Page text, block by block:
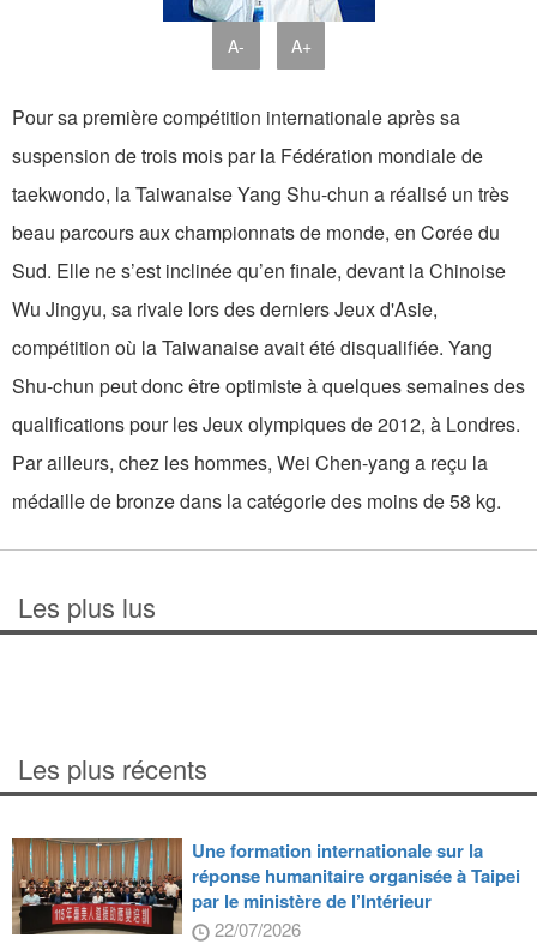
A- A+
Pour sa première compétition internationale après sa
suspension de trois mois par la Fédération mondiale de
taekwondo, la Taiwanaise Yang Shu-chun a réalisé un très
beau parcours aux championnats de monde, en Corée du
Sud. Elle ne s’est inclinée qu’en finale, devant la Chinoise
Wu Jingyu, sa rivale lors des derniers Jeux d'Asie,
compétition où la Taiwanaise avait été disqualifiée. Yang
Shu-chun peut donc être optimiste à quelques semaines des
qualifications pour les Jeux olympiques de 2012, à Londres.
Par ailleurs, chez les hommes, Wei Chen-yang a reçu la
médaille de bronze dans la catégorie des moins de 58 kg.
Les plus lus
Les plus récents
Une formation internationale sur la
réponse humanitaire organisée à Taipei
par le ministère de l’Intérieur
22/07/2026